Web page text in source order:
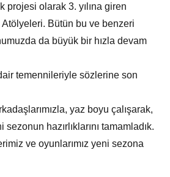
projesi olarak 3. yılına giren
Atölyeleri. Bütün bu ve benzeri
da büyük bir hızla devam
temennileriyle sözlerine son
yaz boyu çalışarak,
hazırlıklarını tamamladık.
ve oyunlarımız yeni sezona